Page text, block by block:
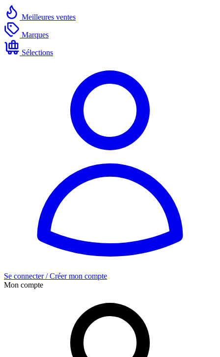
Meilleures ventes
Marques
Sélections
Se connecter / Créer mon compte
Mon compte